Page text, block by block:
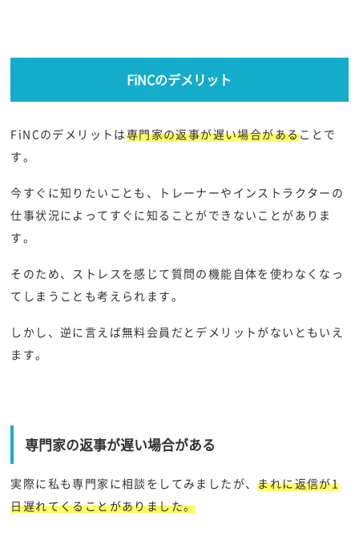
FiNCのデメリット
FiNCのデメリットは専門家の返事が遅い場合があることで
す。
今すぐに知りたいことも、トレーナーやインストラクターの
仕事状況によってすぐに知ることができないことがありま
す。
そのため、ストレスを感じて質問の機能自体を使わなくなっ
てしまうことも考えられます。
しかし、逆に言えば無料会員だとデメリットがないともいえ
ます。
専門家の返事が遅い場合がある
実際に私も専門家に相談をしてみましたが、まれに返信が1
日遅れてくることがありました。